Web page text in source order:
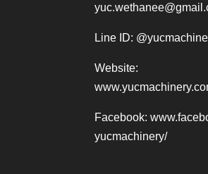
Line ID:
Website:
Facebook:
yucmachinery/